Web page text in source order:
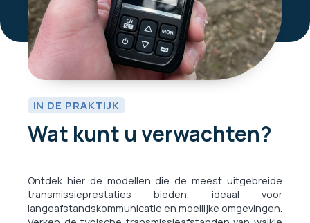
IN DE PRAKTIJK
Wat kunt u verwachten?
Ontdek hier de modellen die de meest uitgebreide
transmissieprestaties bieden, ideaal voor
langeafstandskommunicatie en moeilijke omgevingen.